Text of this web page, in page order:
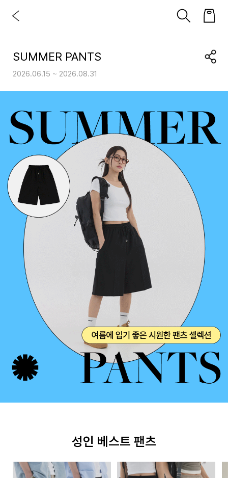
SUMMER PANTS
2026.06.15 ~ 2026.08.31
성인 베스트 팬츠